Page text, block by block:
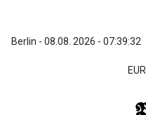
Berlin - 08.08. 2026 - 07:39:33
EUR